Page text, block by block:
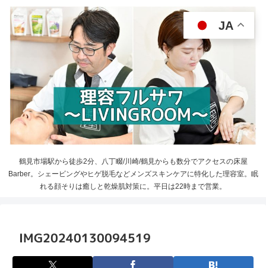
鶴見市場駅から徒歩2分、八丁畷/川崎/鶴見からも数分でアクセスの床屋
Barber。シェービングやヒゲ脱毛などメンズスキンケアに特化した理容室。眠
れる顔そりは癒しと乾燥肌対策に。平日は22時まで営業。
IMG20240130094519
JA